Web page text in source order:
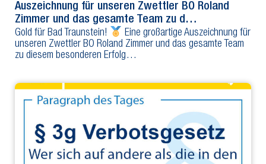
Auszeichnung für unseren Zwettler BO Roland
Zimmer und das gesamte Team zu d…
Gold für Bad Traunstein!
Eine großartige Auszeichnung für
unseren Zwettler BO Roland Zimmer und das gesamte Team
zu diesem besonderen Erfolg…